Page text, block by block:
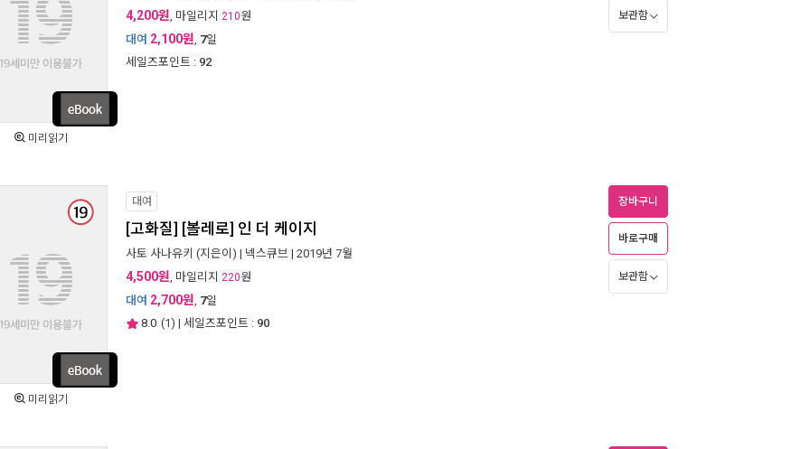
미리읽기
4,200원, 마일리지 210원
대여 2,100원, 7일
세일즈포인트 : 92
보관함
미리읽기
대여
[고화질] [볼레로] 인 더 케이지
사토 사나유키 (지은이) | 넥스큐브 | 2019년 7월
4,500원, 마일리지 220원
대여 2,700원, 7일
8.0 (1) | 세일즈포인트 : 90
장바구니
바로구매
보관함